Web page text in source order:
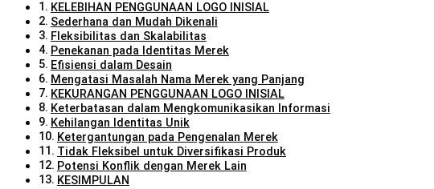
KELEBIHAN PENGGUNAAN LOGO INISIAL
Sederhana dan Mudah Dikenali
Fleksibilitas dan Skalabilitas
Penekanan pada Identitas Merek
Efisiensi dalam Desain
Mengatasi Masalah Nama Merek yang Panjang
KEKURANGAN PENGGUNAAN LOGO INISIAL
Keterbatasan dalam Mengkomunikasikan Informasi
Kehilangan Identitas Unik
Ketergantungan pada Pengenalan Merek
Tidak Fleksibel untuk Diversifikasi Produk
Potensi Konflik dengan Merek Lain
KESIMPULAN